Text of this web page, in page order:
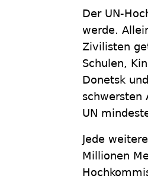
Der UN-
werde.
Zivilisten
Schulen,
Donetsk
schwersten
UN
Jede
Millionen